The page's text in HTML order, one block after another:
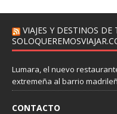
VIAJES Y DESTINOS
Lumara, el nuevo
extremeña al barrio
CONTACTO